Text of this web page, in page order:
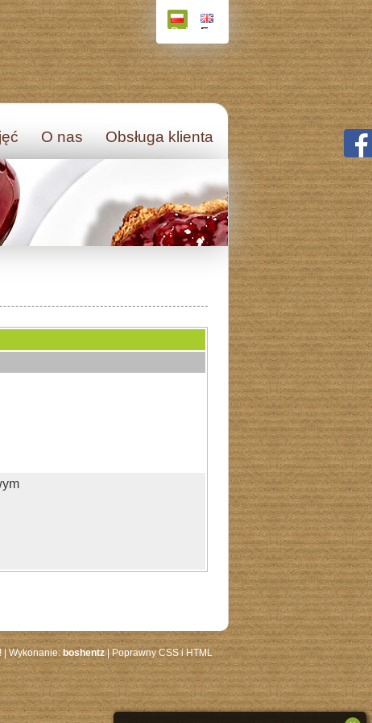
PolskiEnglish
O nas Obsługa klienta
| Wykonanie:boshentz| Poprawny CSS i HTML